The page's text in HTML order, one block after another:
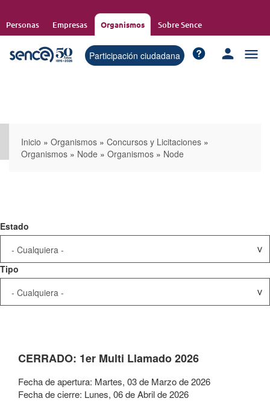
contenido
Personas Empresas Organismos Sobre Sence
Participación ciudadana
Inicio » Organismos » Concursos y Licitaciones »
Organismos » Node » Organismos » Node
Estado
Tipo
CERRADO: 1er Multi Llamado 2026
Fecha de apertura: Martes, 03de Marzode2026
Fecha de cierre: Lunes, 06deAbrilde2026